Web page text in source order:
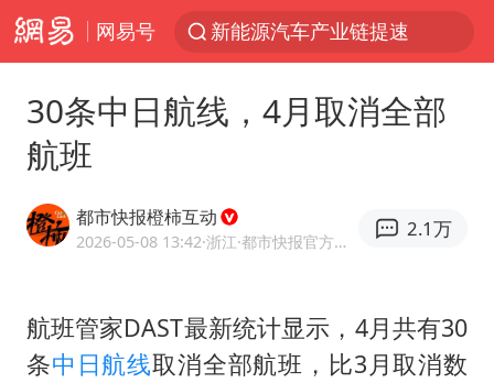
网易号
新能源汽车产业链提速
独闯南太行失联女子遗体已找到
相声演员李晓龙因病去世 年仅38岁
演员秦焰去世 曾出演《狂飙》
30条中日航线，4月取消全部
航班
都市快报橙柿互动
2026-05-08 13:42·浙江 ·都市快报官方网易号
2.1万
航班管家DAST最新统计显示，4月共有30
条中日航线取消全部航班，比3月取消数